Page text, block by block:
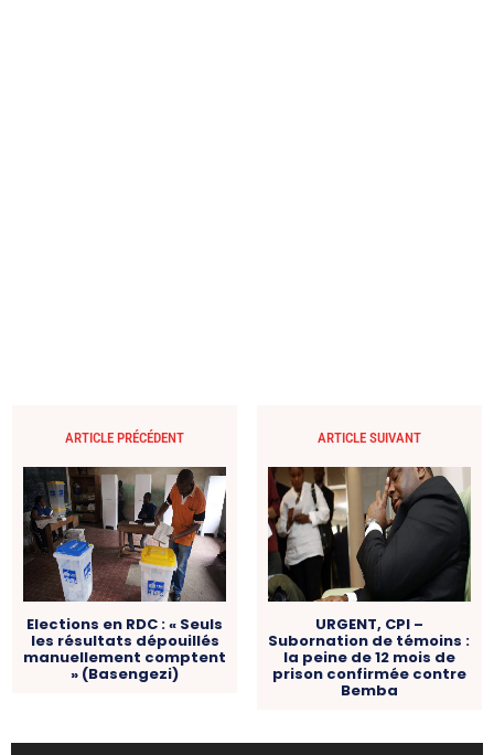
ARTICLE PRÉCÉDENT
Elections en RDC : « Seuls
les résultats dépouillés
manuellement comptent
» (Basengezi)
ARTICLE SUIVANT
URGENT, CPI –
Subornation de témoins :
la peine de 12 mois de
prison confirmée contre
Bemba